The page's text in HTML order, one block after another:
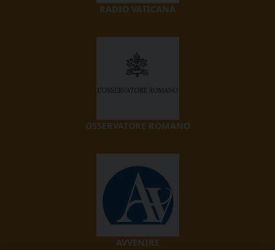
RADIO VATICANA
OSSERVATORE ROMANO
AVVENIRE